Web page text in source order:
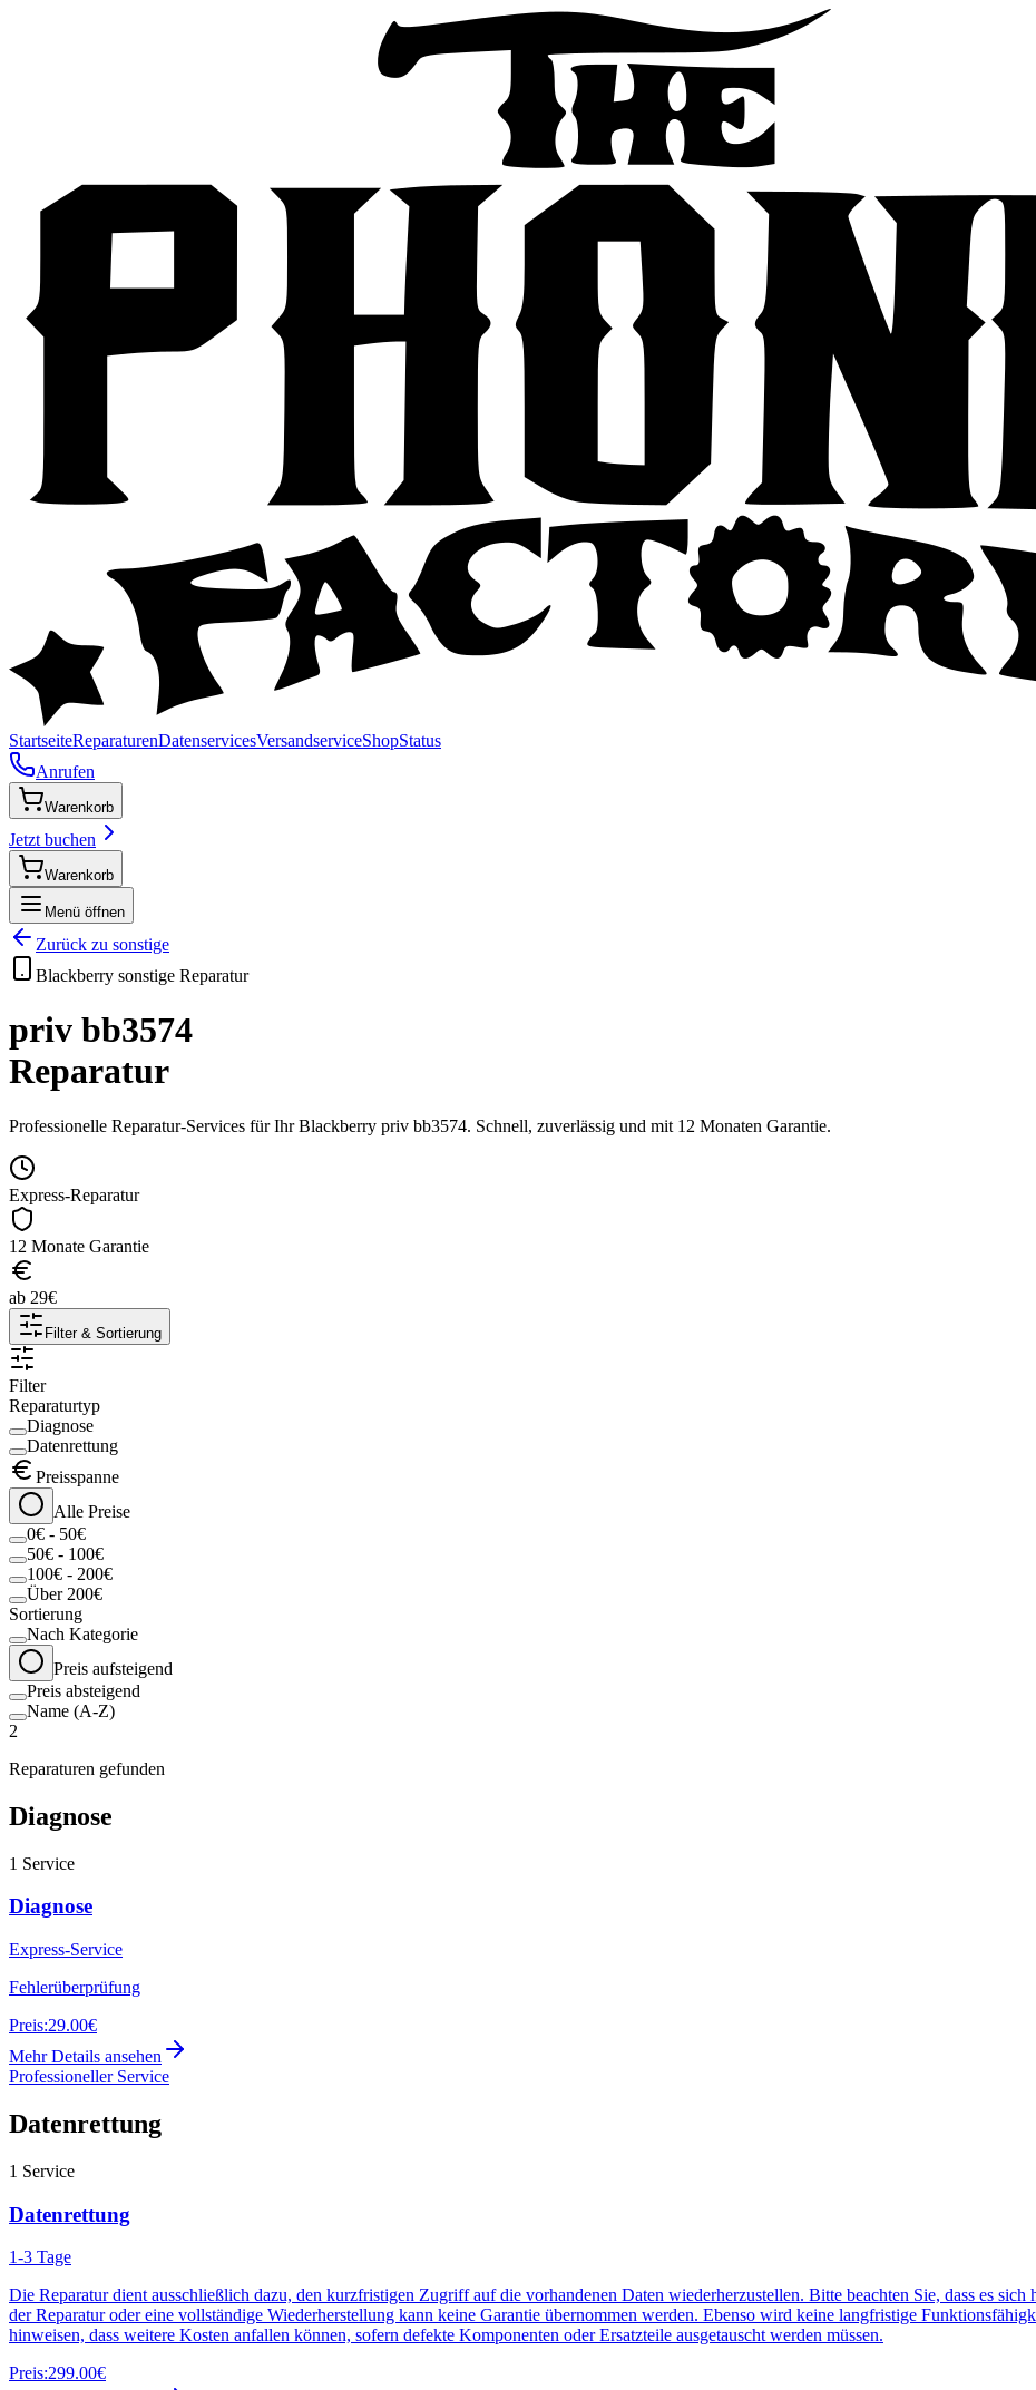
StartseiteReparaturenDatenservicesVersandserviceShopStatus
Anrufen
Warenkorb
Jetzt buchen
Warenkorb
Menü öffnen
Zurück zu sonstige
Blackberry sonstige Reparatur
priv bb3574
Reparatur
Professionelle Reparatur-Services für IhrBlackberry priv bb3574. Schnell, zuverlässig und mit 12 Monaten Garantie.
Express-Reparatur
12 Monate Garantie
ab 29€
Filter & Sortierung
Filter
Reparaturtyp
Diagnose
Datenrettung
Preisspanne
Alle Preise
0€ - 50€
50€ - 100€
100€ - 200€
Über 200€
Sortierung
Nach Kategorie
Preis aufsteigend
Preis absteigend
Name (A-Z)
2
Reparaturen gefunden
Diagnose
1 Service
Diagnose
Express-Service
Fehlerüberprüfung
Preis:29.00€
Mehr Details ansehen
Professioneller Service
Datenrettung
1 Service
Datenrettung
1-3 Tage
Die Reparatur dient ausschließlich dazu, den kurzfristigen Zugriff auf die vorhandenen Daten wiederherzustellen. Bitte beachten Sie, dass es
der Reparatur oder eine vollständige Wiederherstellung kann keine Garantie übernommen werden. Ebenso wird keine langfristige
hinweisen, dass weitere Kosten anfallen können, sofern defekte Komponenten oder Ersatzteile ausgetauscht werden müssen.
Preis:299.00€